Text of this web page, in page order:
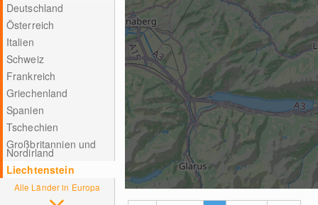
Deutschland
Österreich
Italien
Schweiz
Frankreich
Griechenland
Spanien
Tschechien
Großbritannien und
Nordirland
Alle Länder in Europa
Liechtenstein